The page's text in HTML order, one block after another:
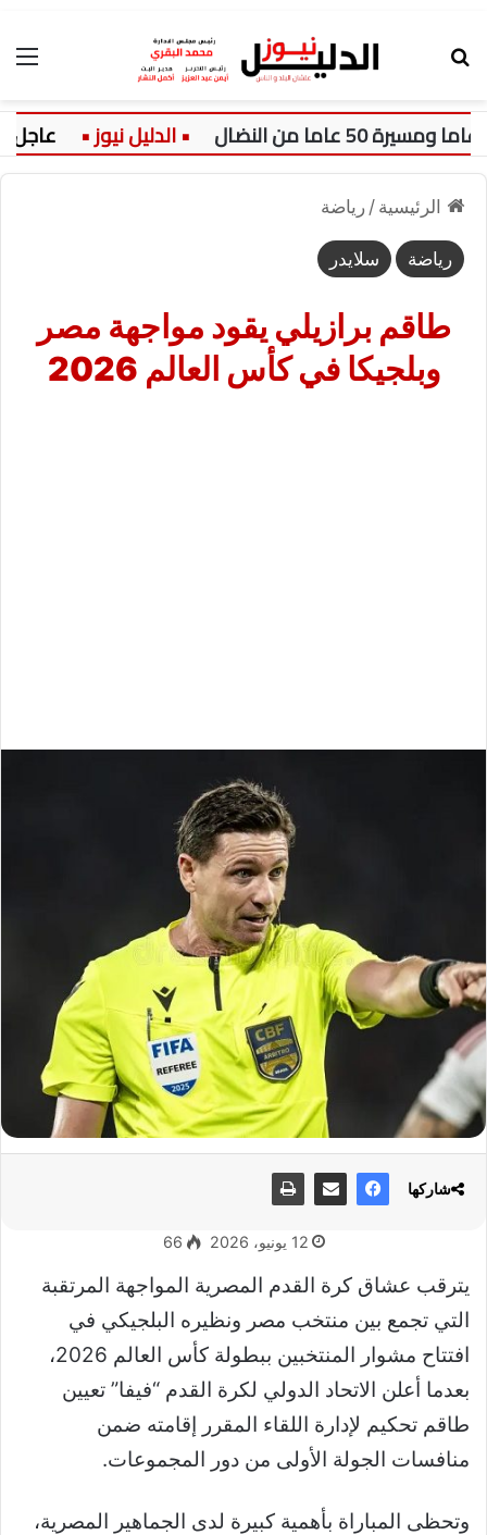
عاجل:
الرئيسية / رياضة
رياضة سلايدر
طاقم برازيلي يقود مواجهة مصر
وبلجيكا في كأس العالم 2026
12 يونيو، 2026 66
يترقب عشاق كرة القدم المصرية المواجهة المرتقبة
التي تجمع بين منتخب مصر ونظيره البلجيكي في
افتتاح مشوار المنتخبين ببطولة كأس العالم 2026،
بعدما أعلن الاتحاد الدولي لكرة القدم “فيفا” تعيين
طاقم تحكيم لإدارة اللقاء المقرر إقامته ضمن
منافسات الجولة الأولى من دور المجموعات.
وتحظى المباراة بأهمية كبيرة لدى الجماهير المصرية،
شاركها